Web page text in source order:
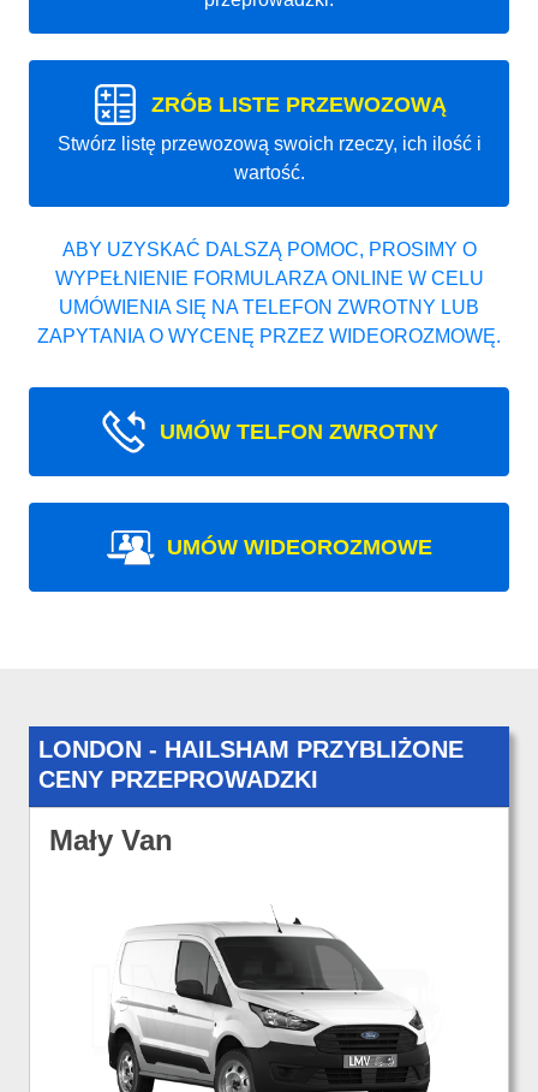
ZRÓB LISTE PRZEWOZOWĄ
Stwórz listę przewozową swoich rzeczy, ich ilość i
wartość.
ABY UZYSKAĆ DALSZĄ POMOC, PROSIMY O
WYPEŁNIENIE FORMULARZA ONLINE W CELU
UMÓWIENIA SIĘ NA TELEFON ZWROTNY LUB
ZAPYTANIA O WYCENĘ PRZEZ WIDEOROZMOWĘ.
UMÓW TELFON ZWROTNY
UMÓW WIDEOROZMOWE
LONDON - HAILSHAM PRZYBLIŻONE
CENY PRZEPROWADZKI
Mały Van